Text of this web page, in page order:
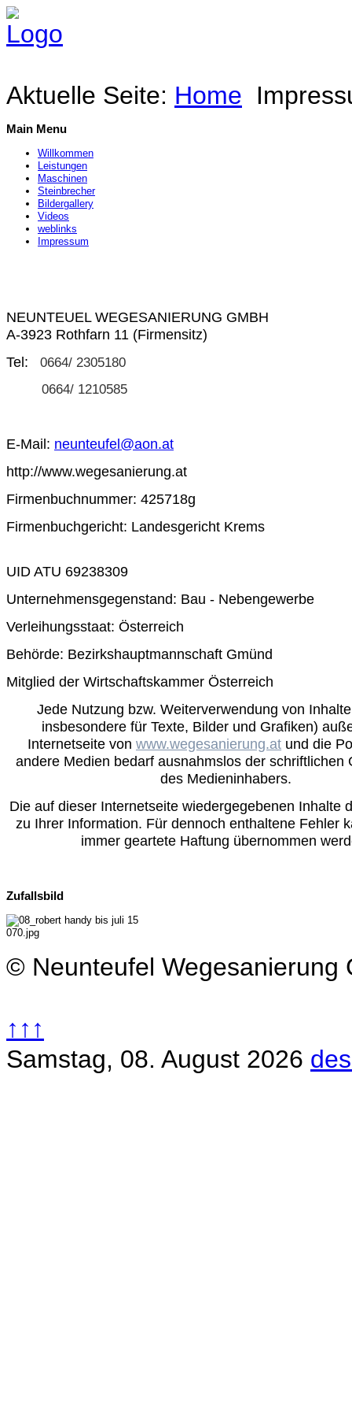
Aktuelle Seite: Home
Main Menu
Willkommen
Leistungen
Maschinen
Steinbrecher
Bildergallery
Videos
weblinks
Impressum
NEUNTEUEL WEGESANIERUNG GMBH
A-3923 Rothfarn 11 (Firmensitz)
Tel:
0664/ 2305180
0664/ 1210585
E-Mail: neunteufel@aon.at
http://www.wegesanierung.at
Firmenbuchnummer: 425718g
Firmenbuchgericht: Landesgericht Krems
UID ATU 69238309
Unternehmensgegenstand: Bau - Nebengewerbe
Verleihungsstaat: Österreich
Behörde: Bezirkshauptmannschaft Gmünd
Mitglied der Wirtschaftskammer Österreich
Jede Nutzung bzw. Weiterverwendung von
insbesondere für Texte, Bilder und Grafiken)
Internetseite vonwww.wegesanierung.at und die
andere Medien bedarf ausnahmslos der schriftlichen
des Medieninhabers.
Die auf dieser Internetseite wiedergegebenen Inhalte
zu Ihrer Information. Für dennoch enthaltene Fehler
immer geartete Haftung übernommen
Zufallsbild
© Neunteufel Wegesanierung
↑↑↑
Samstag, 08. August 2026